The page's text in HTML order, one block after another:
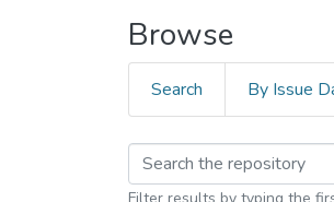
Browse
Search By Issue